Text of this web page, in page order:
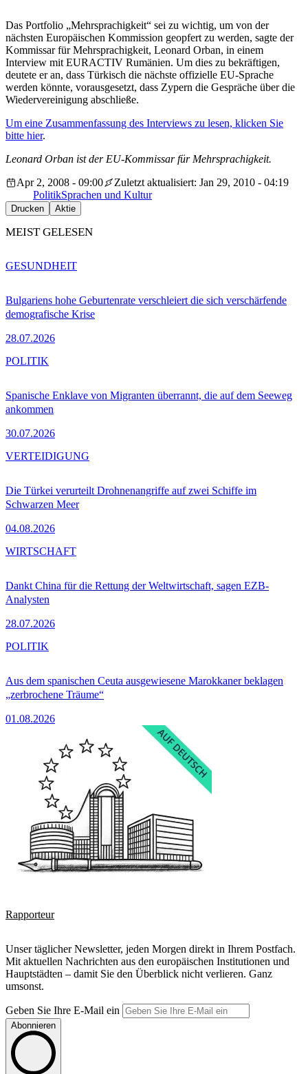
Das Portfolio „Mehrsprachigkeit“ sei zu wichtig, um von der
nächsten Europäischen Kommission geopfert zu werden, sagte der
Kommissar für Mehrsprachigkeit, Leonard Orban, in einem
Interview mit EURACTIV Rumänien. Um dies zu bekräftigen,
deutete er an, dass Türkisch die nächste offizielle EU-Sprache
werden könnte, vorausgesetzt, dass Zypern die Gespräche über die
Wiedervereinigung abschließe.
Um eine Zusammenfassung des Interviews zu lesen, klicken Sie
bitte hier.
Leonard Orban ist der EU-Kommissar für Mehrsprachigkeit.
Apr 2, 2008 - 09:00
Zuletzt aktualisiert: Jan 29, 2010 - 04:19
PolitikSprachen und Kultur
Drucken Aktie
MEIST GELESEN
Bulgariens hohe Geburtenrate verschleiert die sich verschärfende
demografische Krise
28.07.2026
GESUNDHEIT
Spanische Enklave von Migranten überrannt, die auf dem Seeweg
ankommen
30.07.2026
POLITIK
Die Türkei verurteilt Drohnenangriffe auf zwei Schiffe im
Schwarzen Meer
04.08.2026
VERTEIDIGUNG
Dankt China für die Rettung der Weltwirtschaft, sagen EZB-
Analysten
28.07.2026
WIRTSCHAFT
Aus dem spanischen Ceuta ausgewiesene Marokkaner beklagen
„zerbrochene Träume“
01.08.2026
POLITIK
Rapporteur
Unser täglicher Newsletter, jeden Morgen direkt in Ihrem Postfach.
Mit aktuellen Nachrichten aus den europäischen Institutionen und
Hauptstädten – damit Sie den Überblick nicht verlieren. Ganz
umsonst.
Geben Sie Ihre E-Mail ein
Abonnieren